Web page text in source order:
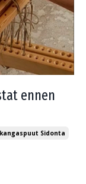
ennen
Sidonta